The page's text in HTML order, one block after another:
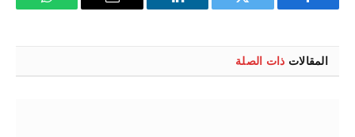
فيسبوك تويتر لينكدإن
البريد
واتساب
المقالات ذات الصلة